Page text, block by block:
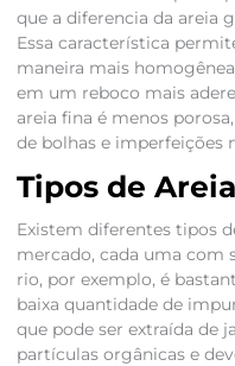
que a diferencia da areia
Essa característica
maneira mais
em um reboco mais
areia fina é menos
de bolhas e imperfeições
Tipos de
Existem diferentes tipos
mercado, cada uma com
rio, por exemplo, é
baixa quantidade de
que pode ser extraída de
partículas orgânicas e